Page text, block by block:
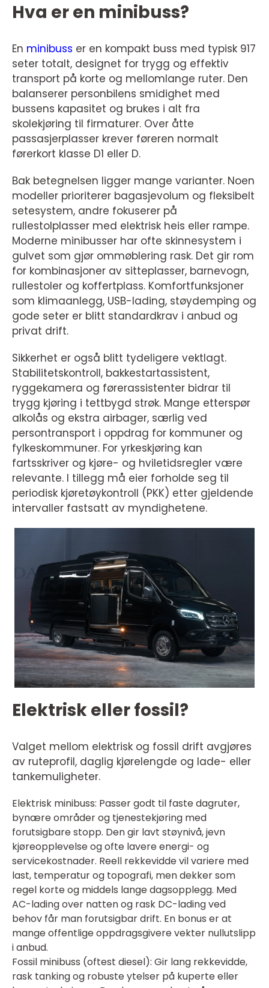
Hva er en minibuss?
En minibuss er en kompakt buss med typisk 917
seter totalt, designet for trygg og effektiv
transport på korte og mellomlange ruter. Den
balanserer personbilens smidighet med
bussens kapasitet og brukes i alt fra
skolekjøring til firmaturer. Over åtte
passasjerplasser krever føreren normalt
førerkort klasse D1 eller D.
Bak betegnelsen ligger mange varianter. Noen
modeller prioriterer bagasjevolum og fleksibelt
setesystem, andre fokuserer på
rullestolplasser med elektrisk heis eller rampe.
Moderne minibusser har ofte skinnesystem i
gulvet som gjør ommøblering rask. Det gir rom
for kombinasjoner av sitteplasser, barnevogn,
rullestoler og koffertplass. Komfortfunksjoner
som klimaanlegg, USB-lading, støydemping og
gode seter er blitt standardkrav i anbud og
privat drift.
Sikkerhet er også blitt tydeligere vektlagt.
Stabilitetskontroll, bakkestartassistent,
ryggekamera og førerassistenter bidrar til
trygg kjøring i tettbygd strøk. Mange etterspør
alkolås og ekstra airbager, særlig ved
persontransport i oppdrag for kommuner og
fylkeskommuner. For yrkeskjøring kan
fartsskriver og kjøre- og hviletidsregler være
relevante. I tillegg må eier forholde seg til
periodisk kjøretøykontroll (PKK) etter gjeldende
intervaller fastsatt av myndighetene.
Elektrisk eller fossil?
Valget mellom elektrisk og fossil drift avgjøres
av ruteprofil, daglig kjørelengde og lade- eller
tankemuligheter.
Elektrisk minibuss: Passer godt til faste dagruter,
bynære områder og tjenestekjøring med
forutsigbare stopp. Den gir lavt støynivå, jevn
kjøreopplevelse og ofte lavere energi- og
servicekostnader. Reell rekkevidde vil variere med
last, temperatur og topografi, men dekker som
regel korte og middels lange dagsopplegg. Med
AC-lading over natten og rask DC-lading ved
behov får man forutsigbar drift. En bonus er at
mange offentlige oppdragsgivere vekter nullutslipp
i anbud.
Fossil minibuss (oftest diesel): Gir lang rekkevidde,
rask tanking og robuste ytelser på kuperte eller